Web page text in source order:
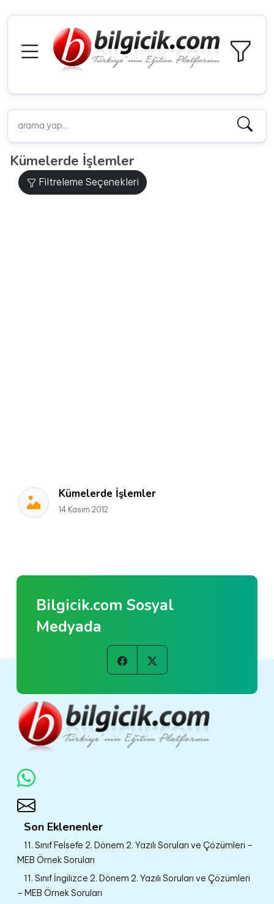
Kümelerde İşlemler
Filtreleme Seçenekleri
Kümelerde İşlemler
14 Kasım 2012
Bilgicik.com Sosyal
Medyada
Son Eklenenler
11. Sınıf Felsefe 2. Dönem 2. Yazılı Soruları ve Çözümleri –
MEB Örnek Soruları
11. Sınıf İngilizce 2. Dönem 2. Yazılı Soruları ve Çözümleri
– MEB Örnek Soruları